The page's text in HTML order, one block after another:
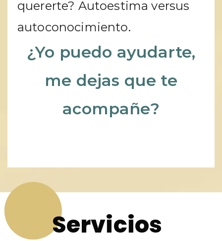
quererte? Autoestima versus
autoconocimiento.
¿Yo puedo ayudarte,
me dejas que te
acompañe?
Servicios